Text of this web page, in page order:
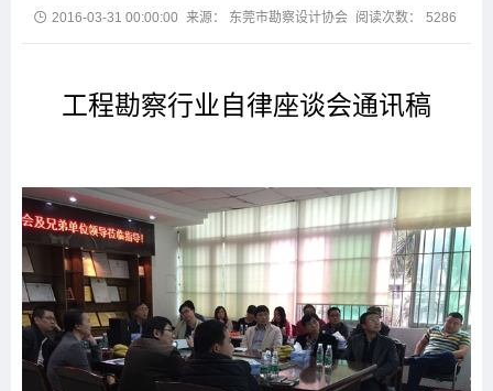
2016-03-31 00:00:00 来源： 东莞市勘察设计协会 阅读次数： 5286
工程勘察行业自律座谈会通讯稿